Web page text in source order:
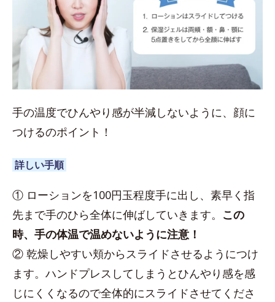
手の温度でひんやり感が半減しないように、顔に
つけるのポイント！
詳しい手順
① ローションを100円玉程度手に出し、素早く指
先まで手のひら全体に伸ばしていきます。 この
時、手の体温で温めないように注意！
② 乾燥しやすい頬からスライドさせるようにつけ
ます。ハンドプレスしてしまうとひんやり感を感
じにくくなるので全体的にスライドさせてくださ